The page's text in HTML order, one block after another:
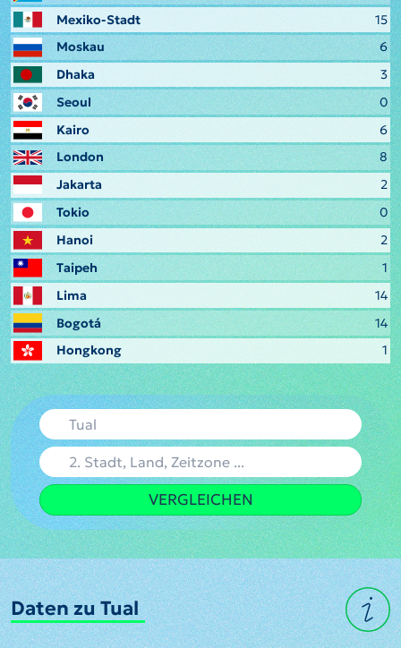
Mexiko-Stadt
15
Moskau
6
Dhaka
3
Seoul
0
Kairo
6
London
8
Jakarta
2
Tokio
0
Hanoi
2
Taipeh
1
Lima
14
Bogotá
14
Hongkong
1
VERGLEICHEN
Daten zu Tual